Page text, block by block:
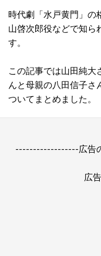
時代劇「水戸黄門」の
山啓次郎役などで知ら
す。
この記事では山田純大
んと母親の八田信子さ
ついてまとめました。
------------------広告
広